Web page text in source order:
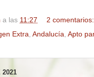
a las 11:27
2 comentarios:
Extra Andalucía Apto
2021